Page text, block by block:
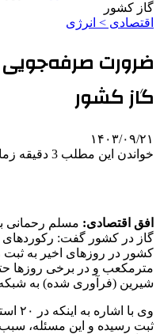
گاز کشور
اقتصادی > انرژی
ضرورت
گاز کشور
۱۴۰۳/۰۹/۲۱
خواندن این مطلب 3 دقیقه زمان میبرد
افق اقتصادی: مسلم رحمانی
گاز در کشور گفت: رکوردهای
شیرین­ (فرآوری شده) به
وی
ثبت رسیده و این مسئله،